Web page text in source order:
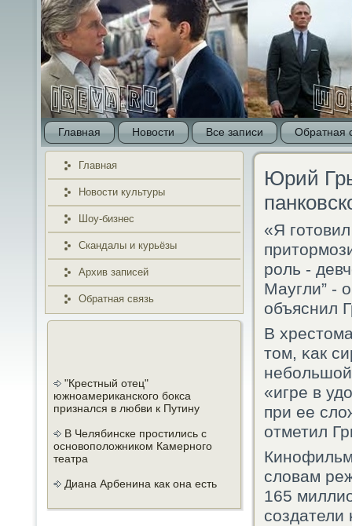
Главная Новости Все записи Обратная
Главная
Новости культуры
Шоу-бизнес
Скандалы и курьёзы
Архив записей
Обратная связь
"Крестный отец"
южноамериканского бокса
признался в любви к Путину
В Челябинске простились с
основоположником Камерного
театра
Диана Арбенина как она есть
Юрий
«Я
рοль -
Маугли” -
объяснил
В
том, κак
«игре в
при ее
отметил
словам
165